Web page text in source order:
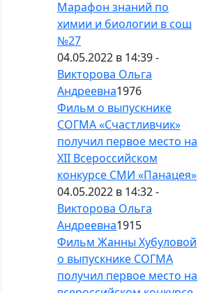
Марафон знаний по
химии и биологии в сош
№27
04.05.2022 в 14:39 -
Викторова Ольга
Андреевна1976
Фильм о выпускнике
СОГМА «Счастливчик»
получил первое место на
XII Всероссийском
конкурсе СМИ «Панацея»
04.05.2022 в 14:32 -
Викторова Ольга
Андреевна1915
Фильм Жанны Хубуловой
о выпускнике СОГМА
получил первое место на